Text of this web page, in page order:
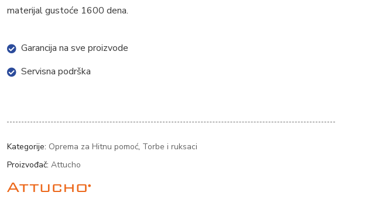
materijal gustoće 1600 dena.
Garancija na sve proizvode
Servisna podrška
Kategorije: Oprema za Hitnu pomoć, Torbe i ruksaci
Proizvođač: Attucho